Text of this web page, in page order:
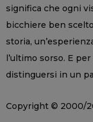
significa che ogni
bicchiere ben
storia,
l’ultimo sorso. E
distinguersi in un
Copyright © 2000/